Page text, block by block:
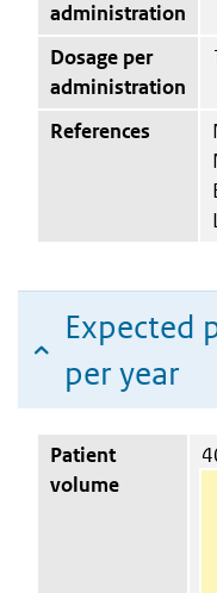
administration
Dosage per
administration
References
Expected
per year
Patient
volume